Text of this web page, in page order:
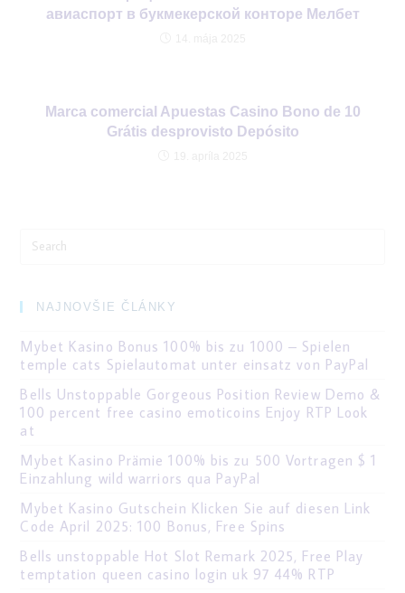
авиаспорт в букмекерской конторе Мелбет
Marca comercial Apuestas Casino Bono de 10
Grátis desprovisto Depósito
Search
for:
NAJNOVŠIE ČLÁNKY
Mybet Kasino Bonus 100% bis zu 1000 – Spielen
temple cats Spielautomat unter einsatz von PayPal
Bells Unstoppable Gorgeous Position Review Demo &
100 percent free casino emoticoins Enjoy RTP Look
at
Mybet Kasino Prämie 100% bis zu 500 Vortragen $ 1
Einzahlung wild warriors qua PayPal
Mybet Kasino Gutschein Klicken Sie auf diesen Link
Code April 2025: 100 Bonus, Free Spins
Bells unstoppable Hot Slot Remark 2025, Free Play
temptation queen casino login uk 97 44% RTP